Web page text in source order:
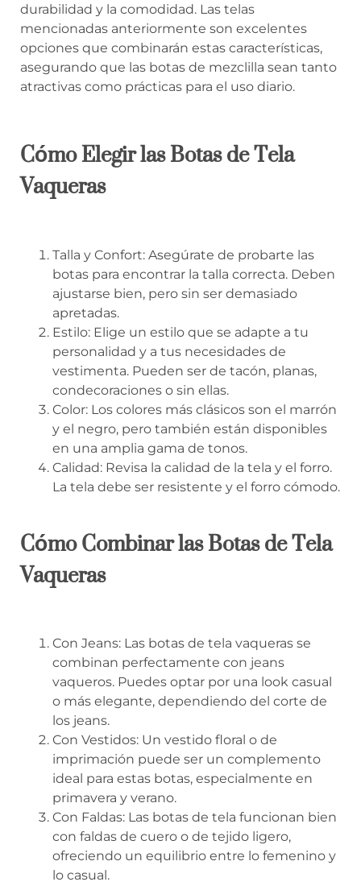
durabilidad y la comodidad. Las telas
mencionadas anteriormente son excelentes
opciones que combinarán estas características,
asegurando que las botas de mezclilla sean tanto
atractivas como prácticas para el uso diario.
Cómo Elegir las Botas de Tela
Vaqueras
Talla y Confort: Asegúrate de probarte las
botas para encontrar la talla correcta. Deben
ajustarse bien, pero sin ser demasiado
apretadas.
Estilo: Elige un estilo que se adapte a tu
personalidad y a tus necesidades de
vestimenta. Pueden ser de tacón, planas,
condecoraciones o sin ellas.
Color: Los colores más clásicos son el marrón
y el negro, pero también están disponibles
en una amplia gama de tonos.
Calidad: Revisa la calidad de la tela y el forro.
La tela debe ser resistente y el forro cómodo.
Cómo Combinar las Botas de Tela
Vaqueras
Con Jeans: Las botas de tela vaqueras se
combinan perfectamente con jeans
vaqueros. Puedes optar por una look casual
o más elegante, dependiendo del corte de
los jeans.
Con Vestidos: Un vestido floral o de
imprimación puede ser un complemento
ideal para estas botas, especialmente en
primavera y verano.
Con Faldas: Las botas de tela funcionan bien
con faldas de cuero o de tejido ligero,
ofreciendo un equilibrio entre lo femenino y
lo casual.